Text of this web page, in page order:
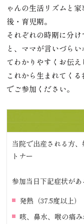
ゃんの生活リズムと
後・育児期。
それぞれの時期に分
と、ママが言いづら
てわかりやすくお伝え
これから生まれてく
でご参加ください。
当院で出産される方
トナー
参加当日下記症状があ
発熱（37.5度以上）
咳、鼻水、喉の痛み